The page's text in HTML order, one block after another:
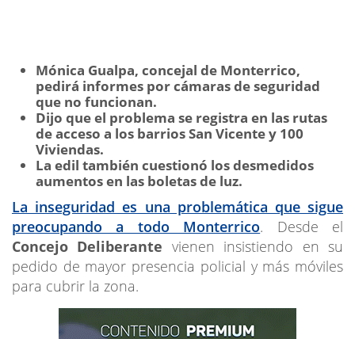
Mónica Gualpa, concejal de Monterrico,
pedirá informes por cámaras de seguridad
que no funcionan.
Dijo que el problema se registra en las rutas
de acceso a los barrios San Vicente y 100
Viviendas.
La edil también cuestionó los desmedidos
aumentos en las boletas de luz.
La inseguridad es una problemática que sigue
preocupando a todo Monterrico. Desde el
Concejo Deliberante vienen insistiendo en su
pedido de mayor presencia policial y más móviles
para cubrir la zona.